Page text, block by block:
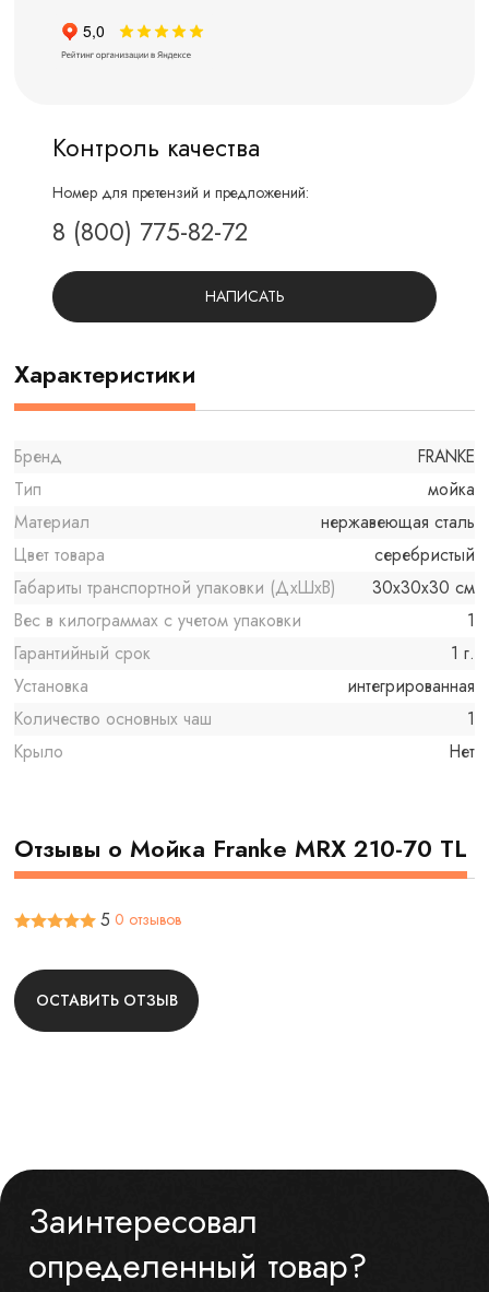
Контроль качества
Номер для претензий и предложений:
8 (800) 775-82-72
НАПИСАТЬ
Характеристики
Бренд
FRANKE
Тип
мойка
Материал
нержавеющая сталь
Цвет товара
серебристый
Габариты транспортной упаковки (ДхШхВ)
30x30x30 см
Вес в килограммах с учетом упаковки
1
Гарантийный срок
1 г.
Установка
интегрированная
Количество основных чаш
1
Крыло
Нет
Отзывы о Мойка Franke MRX 210-70 TL
5 0 отзывов
ОСТАВИТЬ ОТЗЫВ
Заинтересовал
определенный товар?